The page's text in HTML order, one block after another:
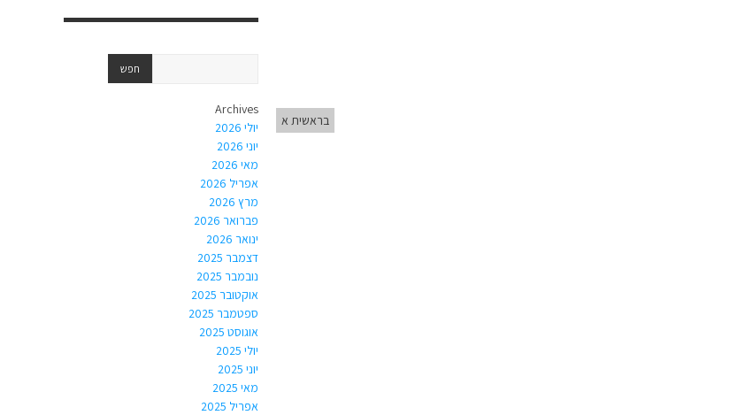
בראשית א
Archives
יולי 2026
יוני 2026
מאי 2026
אפריל 2026
מרץ 2026
פברואר 2026
ינואר 2026
דצמבר 2025
נובמבר 2025
אוקטובר 2025
ספטמבר 2025
אוגוסט 2025
יולי 2025
יוני 2025
מאי 2025
אפריל 2025